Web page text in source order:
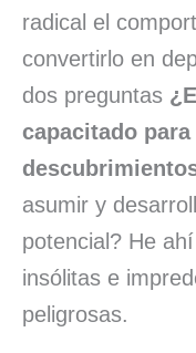
radical el
convertirlo en
dos preguntas
capacitado
asumir y
potencial? He
insólitas e
peligrosas.